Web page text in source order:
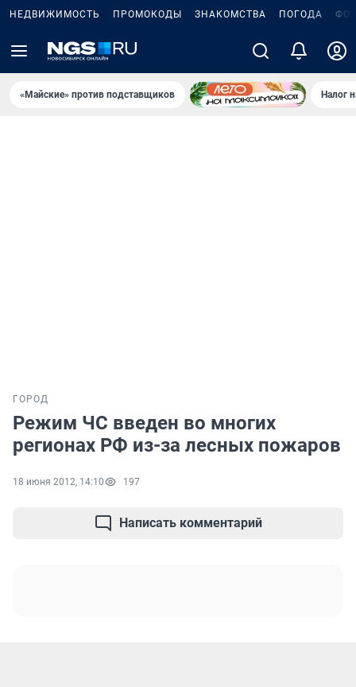
НЕДВИЖИМОСТЬ ПРОМОКОДЫ ЗНАКОМСТВА ПОГОДА
«Майские» против подставщиков Налог
ГОРОД
Режим ЧС введен во многих
регионах РФ из-за лесных пожаров
18 июня 2012, 14:10 197
Написать комментарий